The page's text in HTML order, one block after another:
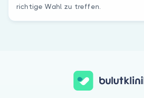
richtige Wahl zu treffen.